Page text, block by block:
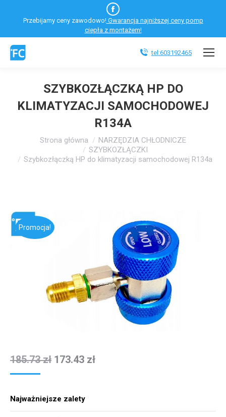
Facebook
otworzy
się
Przebijamy ceny zawodowo!Gwarancja najniższej ceny pomp
ciepła z montażem!
tel:603192465
SZYBKOZŁĄCZKĄ HP DO
KLIMATYZACJI SAMOCHODOWEJ
R134A
Jesteś tutaj:Strona główna
NARZĘDZIA CHŁODNICZE
SZYBKOZŁĄCZKI
Szybkozłączką HP do klimatyzacji samochodowej R134a
Promocja!
185.73zł 173.43 zł
Najważniejsze zalety